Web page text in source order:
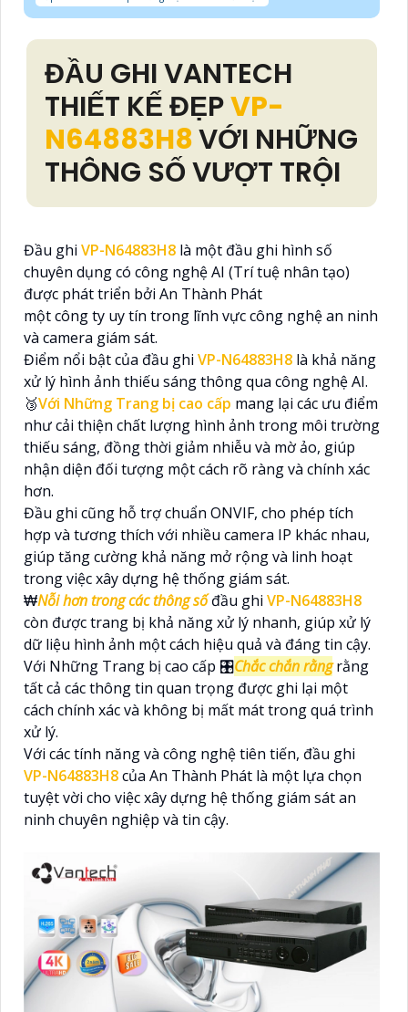
ĐẦU GHI VANTECH
THIẾT KẾ ĐẸPVP-
N64883H8VỚI NHỮNG
THÔNG SỐ VƯỢT TRỘI
Đầu ghi VP-N64883H8 là một đầu ghi hình số
chuyên dụng có công nghệ AI (Trí tuệ nhân tạo)
được phát triển bởi An Thành Phát
một công ty uy tín trong lĩnh vực công nghệ an ninh
và camera giám sát.
Điểm nổi bật của đầu ghi VP-N64883H8 là khả năng
xử lý hình ảnh thiếu sáng thông qua công nghệ AI.
🥉Với Những Trang bị cao cấp mang lại các ưu điểm
như cải thiện chất lượng hình ảnh trong môi trường
thiếu sáng, đồng thời giảm nhiễu và mờ ảo, giúp
nhận diện đối tượng một cách rõ ràng và chính xác
hơn.
Đầu ghi cũng hỗ trợ chuẩn ONVIF, cho phép tích
hợp và tương thích với nhiều camera IP khác nhau,
giúp tăng cường khả năng mở rộng và linh hoạt
trong việc xây dựng hệ thống giám sát.
₩Nỗi hơn trong các thông sốđầu ghi VP-N64883H8
còn được trang bị khả năng xử lý nhanh, giúp xử lý
dữ liệu hình ảnh một cách hiệu quả và đáng tin cậy.
Với Những Trang bị cao cấp 🎛Chắc chắn rằngrằng
tất cả các thông tin quan trọng được ghi lại một
cách chính xác và không bị mất mát trong quá trình
xử lý.
Với các tính năng và công nghệ tiên tiến, đầu ghi
VP-N64883H8của An Thành Phát là một lựa chọn
tuyệt vời cho việc xây dựng hệ thống giám sát an
ninh chuyên nghiệp và tin cậy.